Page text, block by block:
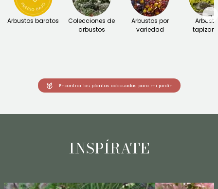
Arbustos baratos
Colecciones de
arbustos
Arbustos por
variedad
→
Encontrar las plantas adecuadas para mi jardín
INSPÍRATE